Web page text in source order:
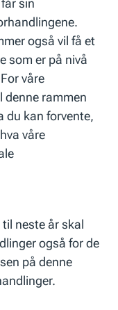
også vil få et
som er på nivå
våre
denne rammen
du kan forvente,
våre
neste år skal
også for de
på denne